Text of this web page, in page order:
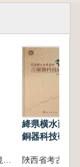
絳県横水西周
銅器科技研究